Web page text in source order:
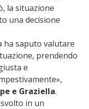
la situazione
una decisione
ha saputo valutare
prendendo
e
e Graziella.
in un